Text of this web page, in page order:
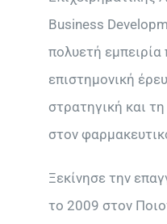
Business
πολυετή
επιστημονική
στρατηγική και
στον
Ξεκίνησε την
το 2009 στον